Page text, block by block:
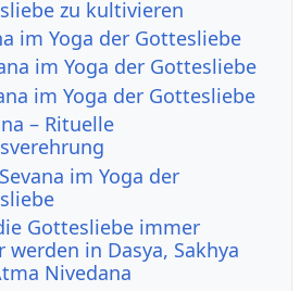
zu kultivieren
im Yoga der Gottesliebe
im Yoga der Gottesliebe
im Yoga der Gottesliebe
– Rituelle
im Yoga der
Gottesliebe immer
werden in Dasya, Sakhya
Nivedana